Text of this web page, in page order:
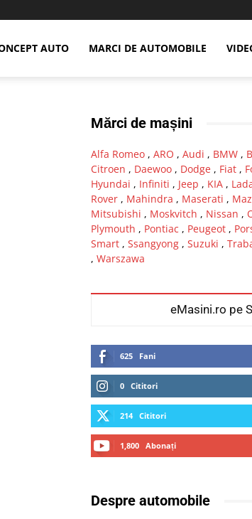
AUTO MARCI DE AUTOMOBILE
Mărci de mașini
Alfa Romeo, ARO , Audi , BMW,
Citroen , Daewoo, Dodge, Fiat,
Hyundai , Infiniti , Jeep , KIA,
Rover, Mahindra , Maserati ,
Mitsubishi , Moskvitch , Nissan ,
Plymouth , Pontiac , Peugeot,
Smart, Ssangyong, Suzuki ,
, Warszawa
eMasini.ro pe
625 Fani
0 Cititori
214 Cititori
1,800 Abonați
Despre automobile